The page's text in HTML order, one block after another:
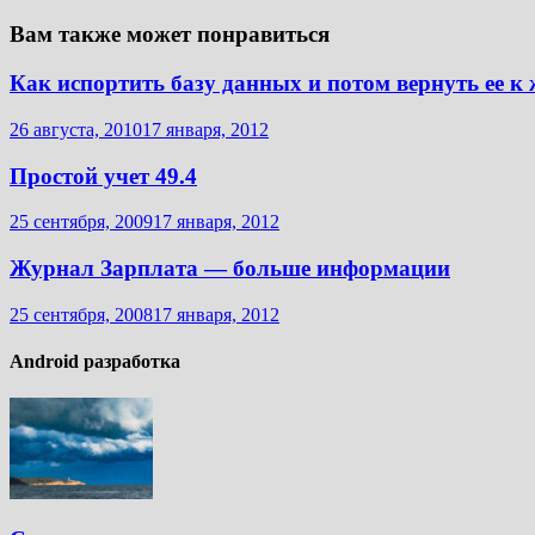
Вам также может понравиться
Как испортить базу данных и потом вернуть ее к
26 августа, 201017 января, 2012
Простой учет 49.4
25 сентября, 200917 января, 2012
Журнал Зарплата — больше информации
25 сентября, 200817 января, 2012
Android разработка